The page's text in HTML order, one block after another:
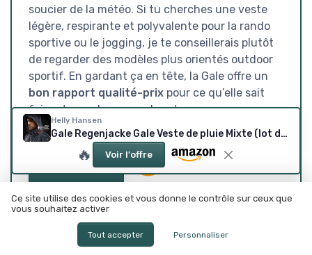
soucier de la météo. Si tu cherches une veste
légère, respirante et polyvalente pour la rando
sportive ou le jogging, je te conseillerais plutôt
de regarder des modèles plus orientés outdoor
sportif. En gardant ça en tête, la Gale offre un
bon rapport qualité-prix pour ce qu’elle sait
faire : te garder au sec longtemps.
Voir l'offre
SOUS-NOTES
RAPPORT QUALITÉ-PRIX :
BON CHOIX SI TU PRIORISES
DESIGN : SOBRE, EFFICACE,
Helly Hansen
Gale Regenjacke Gale Veste de pluie Mixte (lot de 1) L - Chest 42.5" (108centimeters) Noir
🔥 Voir l'offre
Ce site utilise des cookies et vous donne le contrôle sur ceux que
vous souhaitez activer
Tout accepter Personnaliser